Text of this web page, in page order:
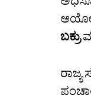
ಬಕ್ರು
ರಾಜ್ಯ